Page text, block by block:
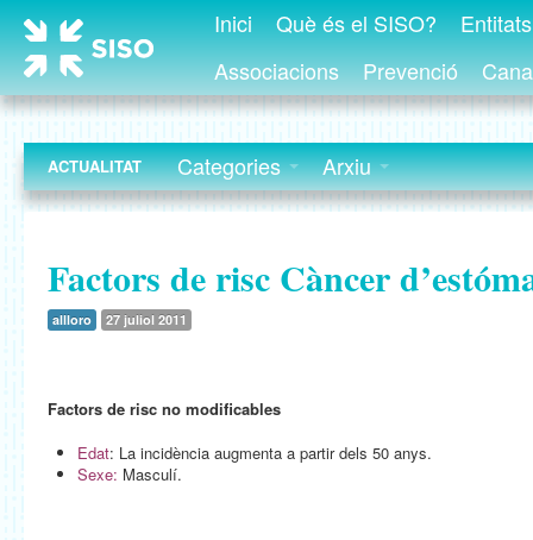
Inici Què és el SISO?
Associacions
Prevenció
ACTUALITAT Categories Arxiu
Factors de risc Càncer
allloro 27 juliol 2011
Factors de risc no modificables
Edat: La incidència augmenta a partir dels 50 anys.
Sexe: Masculí.